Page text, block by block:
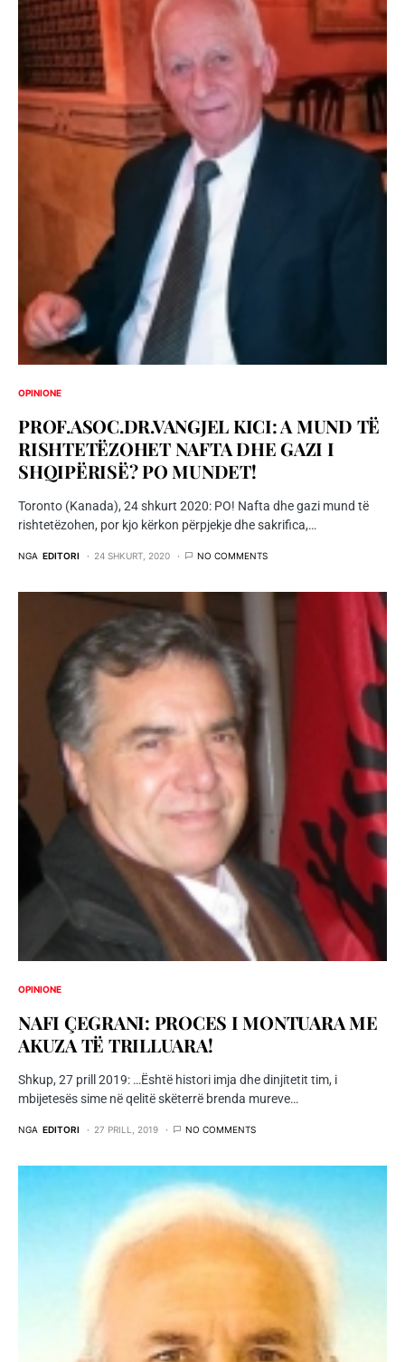
OPINIONE
PROF.ASOC.DR.VANGJEL KICI: A MUND TË
RISHTETËZOHET NAFTA DHE GAZI I
SHQIPËRISË? PO MUNDET!
Toronto (Kanada), 24 shkurt 2020: PO! Nafta dhe gazi mund të
rishtetëzohen, por kjo kërkon përpjekje dhe sakrifica,…
NGA EDITORI 24 SHKURT, 2020 NO COMMENTS
OPINIONE
NAFI ÇEGRANI: PROCES I MONTUARA ME
AKUZA TË TRILLUARA!
Shkup, 27 prill 2019: …Është histori imja dhe dinjitetit tim, i
mbijetesës sime në qelitë skëterrë brenda mureve…
NGA EDITORI 27 PRILL, 2019 NO COMMENTS